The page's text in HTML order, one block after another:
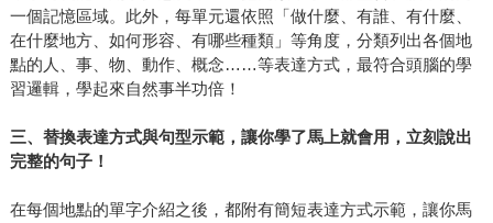
一個記憶區域。此外，每單元還依照「做什麼、有誰、有什麼、
在什麼地方、如何形容、有哪些種類」等角度，分類列出各個地
點的人、事、物、動作、概念……等表達方式，最符合頭腦的學
習邏輯，學起來自然事半功倍！
三、替換表達方式與句型示範，讓你學了馬上就會用，立刻說出
完整的句子！
在每個地點的單字介紹之後，都附有簡短表達方式示範，讓你馬